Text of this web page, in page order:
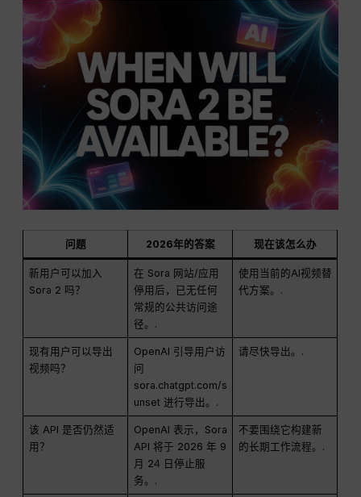
问题 2026年的答案 现在该怎么办
新用户可以加入
Sora 2 吗？
在 Sora 网站/应用
停用后，已无任何
常规的公共访问途
径。.
使用当前的AI视频替
代方案。.
现有用户可以导出
视频吗？
OpenAI 引导用户访
问
sora.chatgpt.com/s
unset 进行导出。.
请尽快导出。.
该 API 是否仍然适
用？
OpenAI 表示，Sora
API 将于 2026 年 9
月 24 日停止服
务。.
不要围绕它构建新
的长期工作流程。.